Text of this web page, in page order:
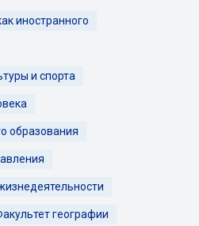
иностранного
и спорта
образования
географии